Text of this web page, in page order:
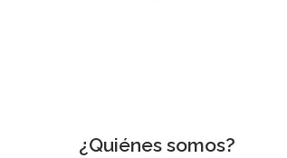
¿Quiénes somos?